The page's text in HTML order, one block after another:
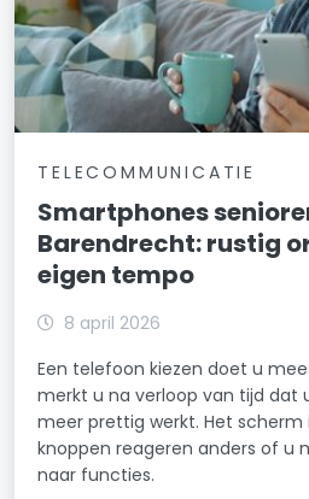
TELECOMMUNICATIE
Smartphones
Barendrecht: rustig
eigen tempo
8 april 2026
Een telefoon kiezen doet u
merkt u na verloop van tijd dat
meer prettig werkt. Het scherm
knoppen reageren anders of u
naar functies.